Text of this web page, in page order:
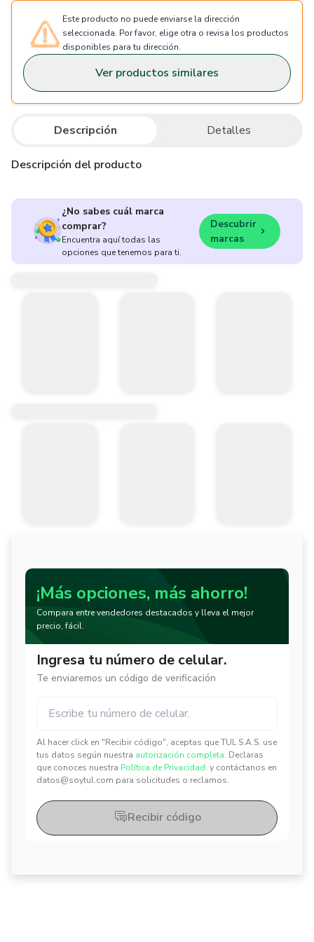
Este producto no puede enviarse la dirección
seleccionada. Por favor, elige otra o revisa los productos
disponibles para tu dirección.
Ver productos similares
Descripción Detalles
Descripción del producto
¿No sabes cuál marca
comprar?
Encuentra aquí todas las
opciones que tenemos para ti.
Descubrir
marcas
¡Más opciones, más ahorro!
Compara entre vendedores destacados y lleva el mejor
precio, fácil.
Ingresa tu número de celular.
Te enviaremos un código de verificación
Al hacer click en "Recibir código", aceptas que TUL S.A.S. use
tus datos según nuestra autorización completa. Declaras
que conoces nuestra Política de Privacidad. y contáctanos en
datos@soytul.com para solicitudes o reclamos.
✕
✕
Recibir código